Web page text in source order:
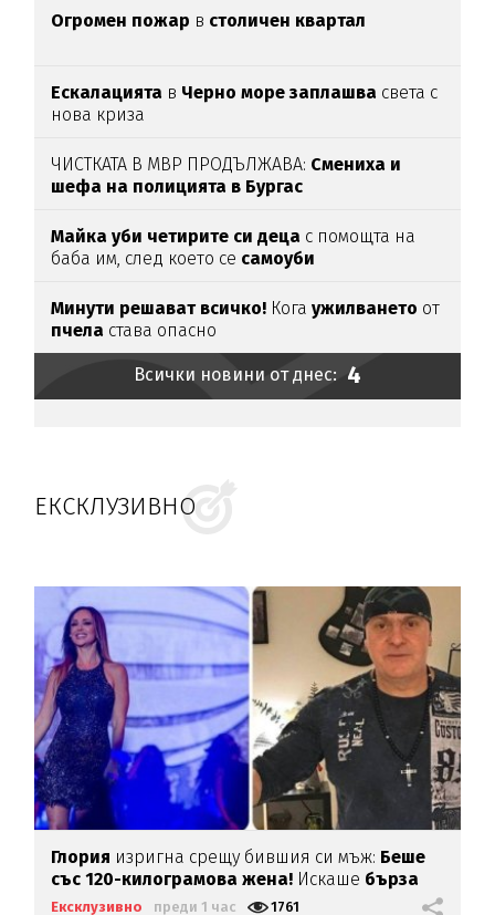
Огромен пожар в столичен квартал
Ескалацията в Черно море заплашва света с
нова криза
ЧИСТКАТА В МВР ПРОДЪЛЖАВА: Смениха и
шефа на полицията в Бургас
Майка уби четирите си деца с помощта на
баба им, след което се самоуби
Минути решават всичко! Когаужилването от
пчела става опасно
Всички новини от днес: 4
ЕКСКЛУЗИВНО
Глория изригна срещу бившия си мъж: Беше
със 120-килограмова жена! Искаше бърза
печалба...
Ексклузивно преди 1 час 1761